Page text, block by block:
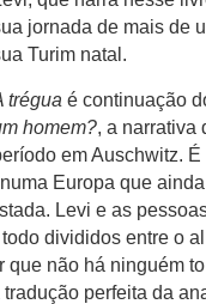
jornada de mais de
Turim natal.
trégua é continuação
homem?, a narrativa
em Auschwitz.
Europa que
Levi e as
divididos entre o
não há ninguém
perfeita da